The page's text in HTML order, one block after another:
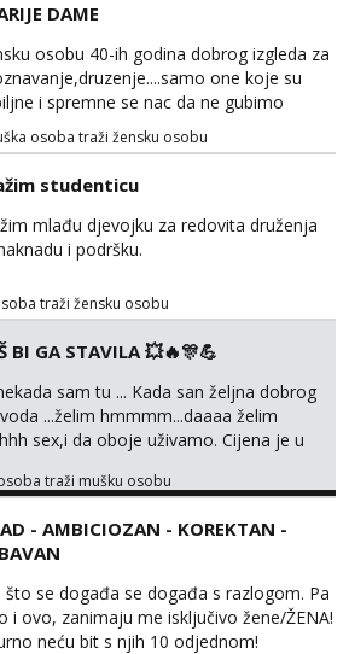
@MagdalenaMagy 👈
JAKO BRZO TU I TU PISITE
STE ZA ZABAVU)🔥 Moguće
prije zabave✅ JAVI MI SE I
SVOJE NAJVECE FANTAZIJE😈 CEKA...
DAME
osobu 40-ih godina dobrog izgleda za
one koje su
i spremne se nac da ne gubimo
osoba traži žensku osobu
studenticu
mlađu djevojku za redovita druženja
i podršku.
traži žensku osobu
BI GA STAVILA 💥🔥🎊💪
sam tu ... Kada san željna dobrog
...želim hmmmm...daaaa želim
sex,i da oboje uživamo. Cijena je u
jesi li ti taj .?! Ja bi jednog ali
... Javi se 🔥Samo na mail.
traži mušku osobu
- AMBICIOZAN - KOREKTAN -
što se događa se događa s razlogom. Pa
i ovo, zanimaju me isključivo žene/ŽENA!
neću bit s njih 10 odjednom!